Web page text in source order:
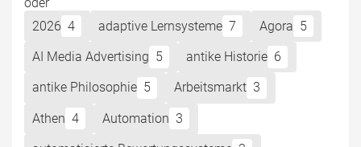
2026 4 adaptive Lernsysteme 7 Agora 5
AI Media Advertising 5 antike Historie 6
antike Philosophie 5 Arbeitsmarkt 3
Athen 4 Automation 3